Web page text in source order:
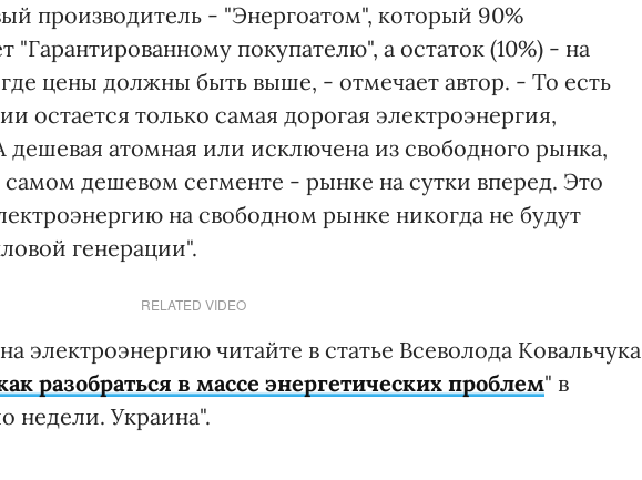
производитель - "Энергоатом", который 90%
"Гарантированному покупателю", а остаток (10%) - на
цены должны быть выше, - отмечает автор. - То есть
остается только самая дорогая электроэнергия,
атомная или исключена из свободного рынка,
дешевом сегменте - рынке на сутки вперед. Это
на свободном рынке никогда не будут
генерации".
RELATED VIDEO
электроэнергию читайте в статье Всеволода Ковальчука
разобраться в массе энергетических проблем" в
недели. Украина".